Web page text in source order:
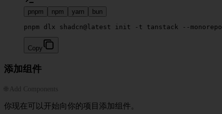
pnpm npm yarn bun
pnpm dlx shadcn@latest init -t tanstack --monorepo
Copy
添加组件
🌐 Add Components
你现在可以开始向你的项目添加组件。